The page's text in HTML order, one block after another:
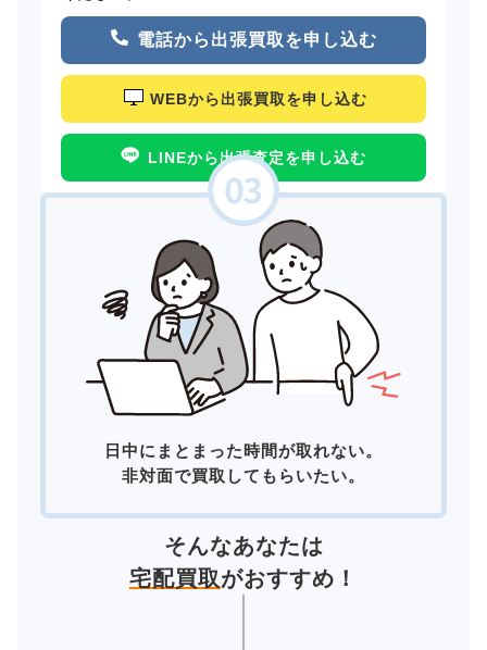
電話から出張買取を申し込む
WEBから出張買取を申し込む
LINEから出張査定を申し込む
日中にまとまった時間が取れない。
非対面で買取してもらいたい。
そんなあなたは
宅配買取がおすすめ！